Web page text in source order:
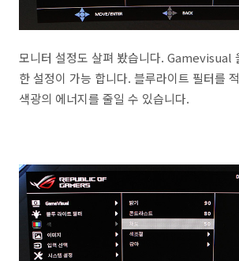
모니터 설정도 살펴 봤습니다. Gamevisual
한 설정이 가능 합니다. 블루라이트 필터를
색광의 에너지를 줄일 수 있습니다.